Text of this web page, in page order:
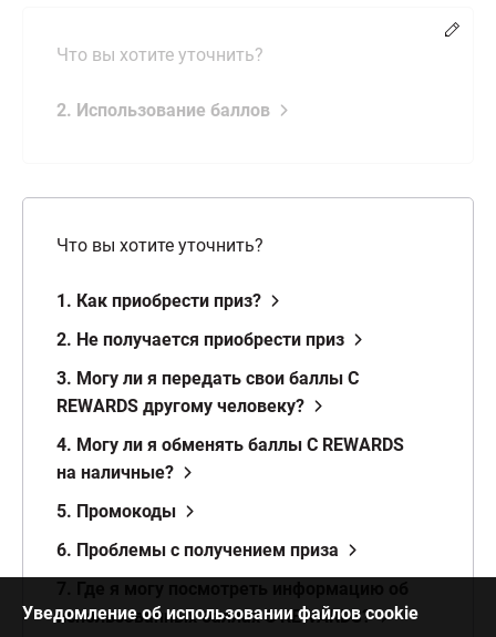
Что вы хотите уточнить?
2. Использование баллов
Что вы хотите уточнить?
1. Как приобрести приз?
2. Не получается приобрести приз
3. Могу ли я передать свои баллы C
REWARDS другому человеку?
4. Могу ли я обменять баллы C REWARDS
на наличные?
5. Промокоды
6. Проблемы с получением приза
использованных баллах C REWARDS?
Уведомление об использовании файлов cookie